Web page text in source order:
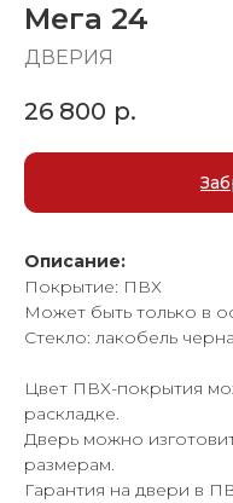
Мега 24
ДВЕРИЯ
26 800 р.
Описание:
Покрытие: ПВХ
Может быть только в
Стекло: лакобель
Цвет ПВХ-покрытия
раскладке.
Дверь можно
размерам.
Гарантия на двери в